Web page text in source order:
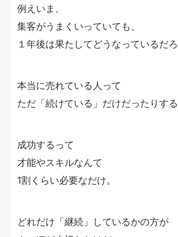
例えいま、
集客がうまくいっていても、
１年後は果たしてどうなっているだろ
本当に売れている人って
ただ「続けている」だけだったりする
成功するって
才能やスキルなんて
1割くらい必要なだけ。
どれだけ「継続」しているかの方が